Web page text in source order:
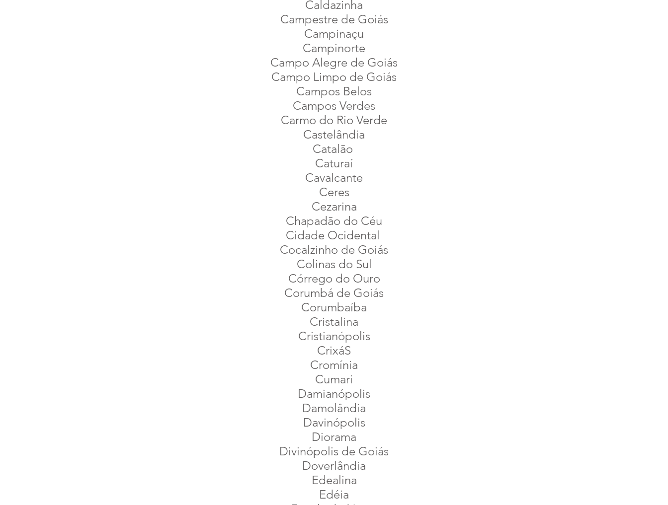
Caldazinha
Campestre de Goiás
Campinaçu
Campinorte
Campo Alegre de Goiás
Campo Limpo de Goiás
Campos Belos
Campos Verdes
Carmo do Rio Verde
Castelândia
Catalão
Caturaí
Cavalcante
Ceres
Cezarina
Chapadão do Céu
Cidade Ocidental
Cocalzinho de Goiás
Colinas do Sul
Córrego do Ouro
Corumbá de Goiás
Corumbaíba
Cristalina
Cristianópolis
CrixáS
Cromínia
Cumari
Damianópolis
Damolândia
Davinópolis
Diorama
Divinópolis de Goiás
Doverlândia
Edealina
Edéia